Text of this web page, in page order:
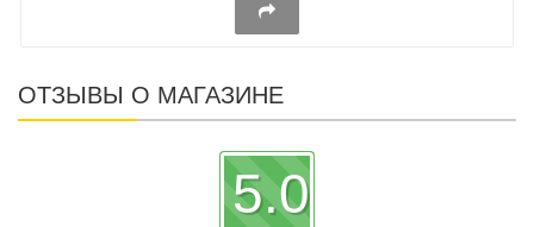
ОТЗЫВЫ О МАГАЗИНЕ
5.0